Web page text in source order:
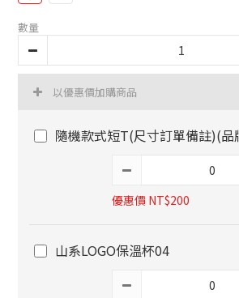
數量
以優惠價加購商品
隨機款式短T(尺寸訂單備註)(品
優惠價 NT$200
山系LOGO保溫杯04